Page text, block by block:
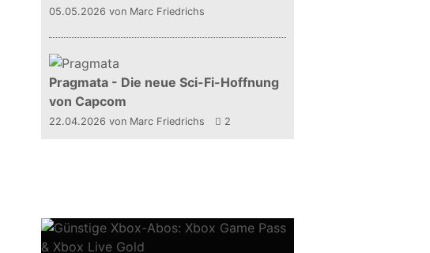
05.05.2026 von Marc Friedrichs
Pragmata - Die neue Sci-Fi-Hoffnung
von Capcom
22.04.2026 von Marc Friedrichs 2